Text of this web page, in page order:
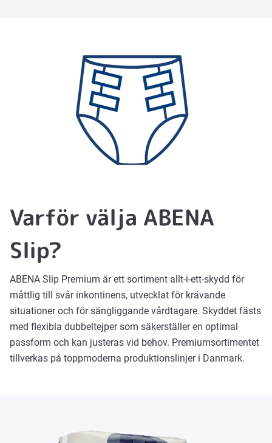
Varför välja ABENA
Slip?
ABENA Slip Premium är ett sortiment allt-i-ett-skydd för
måttlig till svår inkontinens, utvecklat för krävande
situationer och för sängliggande vårdtagare. Skyddet fästs
med flexibla dubbeltejper som säkerställer en optimal
passform och kan justeras vid behov. Premiumsortimentet
tillverkas på toppmoderna produktionslinjer i Danmark.